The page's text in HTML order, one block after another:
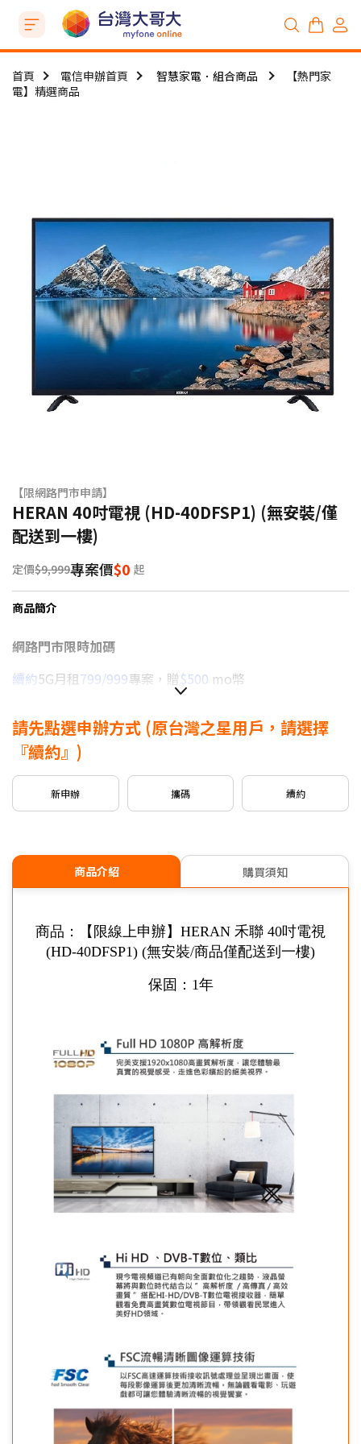
首頁 電信申辦首頁 智慧家電．組合商品
【熱門家
電】精選商品
【限網路門市申請】
HERAN 40吋電視 (HD-40DFSP1) (無安裝/僅
配送到一樓)
定價$9,999專案價$0 起
商品簡介
網路門市限時加碼
續約5G月租799/999專案，贈$500 mo幣
新申請/攜碼
599/799 專案，贈
新申請/攜碼5G月租 999以上專案，贈$1,000mo幣
※可享有之加碼內容依本商品可申辦之專案為主。
台灣大哥大Open Possible聯名卡最高回饋2%
請先點選申辦方式 (原台灣之星用戶，請選擇
『續約』)
新申辦 攜碼 續約
商品介紹 購買須知
商品：【限線上申辦】HERAN 禾聯 40吋電視
(HD-40DFSP1) (無安裝/商品僅配送到一樓)
保固：1年